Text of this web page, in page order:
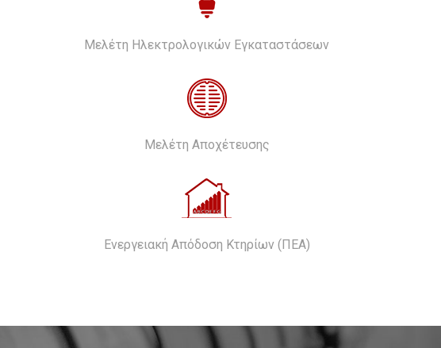
Μελέτη Ηλεκτρολογικών Εγκαταστάσεων
Μελέτη Αποχέτευσης
Ενεργειακή Απόδοση Κτηρίων (ΠΕΑ)